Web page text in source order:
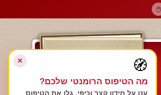
🖱️
הרשם עכשיו